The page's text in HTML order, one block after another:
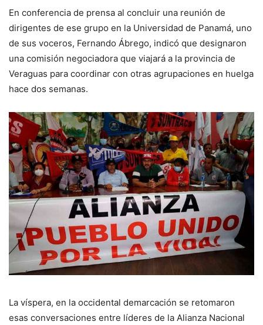
En conferencia de prensa al concluir una reunión de
dirigentes de ese grupo en la Universidad de Panamá, uno
de sus voceros, Fernando Ábrego, indicó que designaron
una comisión negociadora que viajará a la provincia de
Veraguas para coordinar con otras agrupaciones en huelga
hace dos semanas.
La víspera, en la occidental demarcación se retomaron
esas conversaciones entre líderes de la Alianza Nacional